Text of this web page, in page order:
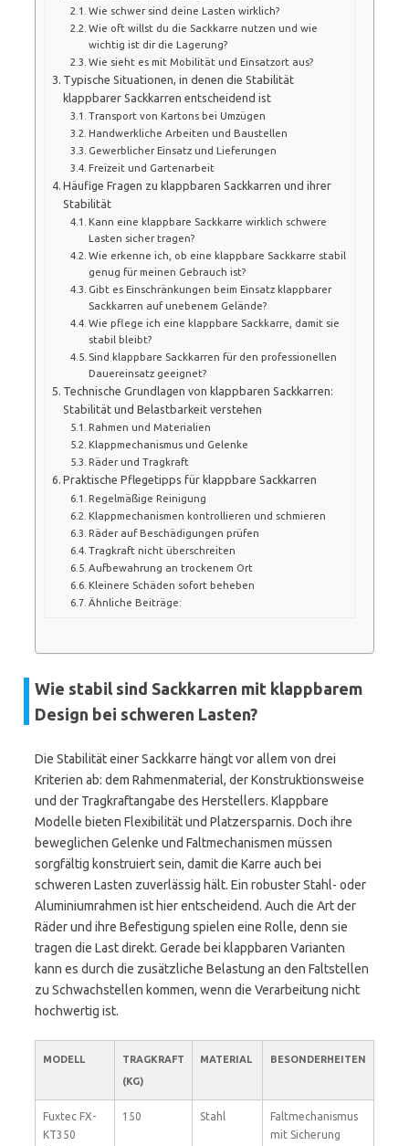
Wie schwer sind deine Lasten wirklich?
Wie oft willst du die Sackkarre nutzen und wie
wichtig ist dir die Lagerung?
Wie sieht es mit Mobilität und Einsatzort aus?
Typische Situationen, in denen die Stabilität
klappbarer Sackkarren entscheidend ist
Transport von Kartons bei Umzügen
Handwerkliche Arbeiten und Baustellen
Gewerblicher Einsatz und Lieferungen
Freizeit und Gartenarbeit
Häufige Fragen zu klappbaren Sackkarren und ihrer
Stabilität
Kann eine klappbare Sackkarre wirklich schwere
Lasten sicher tragen?
Wie erkenne ich, ob eine klappbare Sackkarre stabil
genug für meinen Gebrauch ist?
Gibt es Einschränkungen beim Einsatz klappbarer
Sackkarren auf unebenem Gelände?
Wie pflege ich eine klappbare Sackkarre, damit sie
stabil bleibt?
Sind klappbare Sackkarren für den professionellen
Dauereinsatz geeignet?
Technische Grundlagen von klappbaren Sackkarren:
Stabilität und Belastbarkeit verstehen
Rahmen und Materialien
Klappmechanismus und Gelenke
Räder und Tragkraft
Praktische Pflegetipps für klappbare Sackkarren
Regelmäßige Reinigung
Klappmechanismen kontrollieren und schmieren
Räder auf Beschädigungen prüfen
Tragkraft nicht überschreiten
Aufbewahrung an trockenem Ort
Kleinere Schäden sofort beheben
Ähnliche Beiträge:
Wie stabil sind Sackkarren mit klappbarem
Design bei schweren Lasten?
Die Stabilität einer Sackkarre hängt vor allem von drei
Kriterien ab: dem Rahmenmaterial, der Konstruktionsweise
und der Tragkraftangabe des Herstellers. Klappbare
Modelle bieten Flexibilität und Platzersparnis. Doch ihre
beweglichen Gelenke und Faltmechanismen müssen
sorgfältig konstruiert sein, damit die Karre auch bei
schweren Lasten zuverlässig hält. Ein robuster Stahl- oder
Aluminiumrahmen ist hier entscheidend. Auch die Art der
Räder und ihre Befestigung spielen eine Rolle, denn sie
tragen die Last direkt. Gerade bei klappbaren Varianten
kann es durch die zusätzliche Belastung an den Faltstellen
zu Schwachstellen kommen, wenn die Verarbeitung nicht
hochwertig ist.
MODELL
TRAGKRAFT
(KG)
MATERIAL BESONDERHEITEN
Fuxtec FX-
KT350
150 Stahl
Faltmechanismus
mit Sicherung